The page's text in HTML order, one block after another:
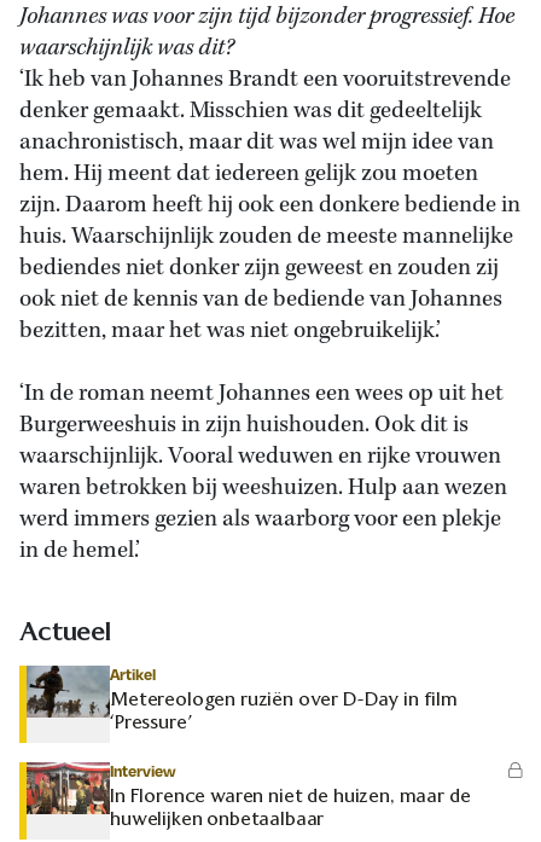
Johannes was voor zijn tijd bijzonder progressief. Hoe
waarschijnlijk was dit?
‘Ik heb van Johannes Brandt een vooruitstrevende
denker gemaakt. Misschien was dit gedeeltelijk
anachronistisch, maar dit was wel mijn idee van
hem. Hij meent dat iedereen gelijk zou moeten
zijn. Daarom heeft hij ook een donkere bediende in
huis. Waarschijnlijk zouden de meeste mannelijke
bediendes niet donker zijn geweest en zouden zij
ook niet de kennis van de bediende van Johannes
bezitten, maar het was niet ongebruikelijk.’
‘In de roman neemt Johannes een wees op uit het
Burgerweeshuis in zijn huishouden. Ook dit is
waarschijnlijk. Vooral weduwen en rijke vrouwen
waren betrokken bij weeshuizen. Hulp aan wezen
werd immers gezien als waarborg voor een plekje
in de hemel.’
Actueel
Artikel
Metereologen ruziën over D-Day in film
‘Pressure’
Interview
In Florence waren niet de huizen, maar de
huwelijken onbetaalbaar